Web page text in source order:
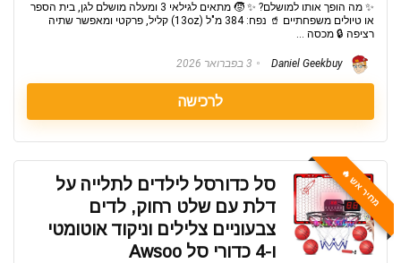
✨ מה הופך אותו למושלם? ✨ 🧒 מתאים לגילאי 3 ומעלה מושלם לגן, בית הספר
או טיולים משפחתיים 🥤 נפח: 384 מ"ל (13oz) קליל, פרקטי ומאפשר שתיה
רציפה 🔒 מכסה ...
3 בפברואר 2026
לרכישה
מחיר אש 🔥
סל כדורסל לילדים לתלייה על
דלת עם שלט רחוק, לדים
צבעוניים צלילים וניקוד אוטומטי
ו-4 כדורי סל Awsoo